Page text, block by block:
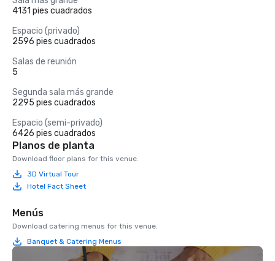
4131 pies cuadrados
Espacio (privado)
2596 pies cuadrados
Salas de reunión
5
Segunda sala más grande
2295 pies cuadrados
Espacio (semi-privado)
6426 pies cuadrados
Planos de planta
Download floor plans for this venue.
3D Virtual Tour
Hotel Fact Sheet
Menús
Download catering menus for this venue.
Banquet & Catering Menus